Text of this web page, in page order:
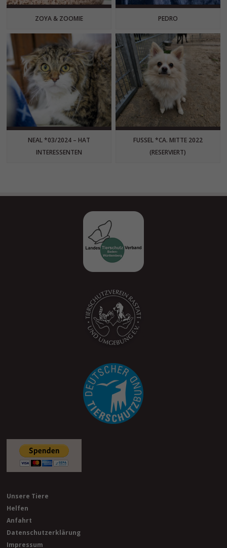
ZOYA & ZOOMIE PEDRO
NEAL *03/2024 – HAT
INTERESSENTEN
FUSSEL *CA. MITTE 2022
(RESERVIERT)
Unsere Tiere
Helfen
Anfahrt
Datenschutzerklärung
Impressum